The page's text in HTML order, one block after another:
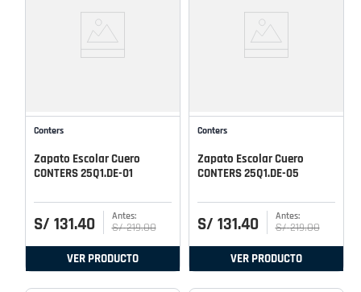
Conters
Zapato Escolar Cuero
CONTERS 25Q1.DE-01
S/ 131.40 S/ 219.00
VER PRODUCTO
Conters
Zapato Escolar Cuero
CONTERS 25Q1.DE-05
S/ 131.40 S/ 219.00
VER PRODUCTO